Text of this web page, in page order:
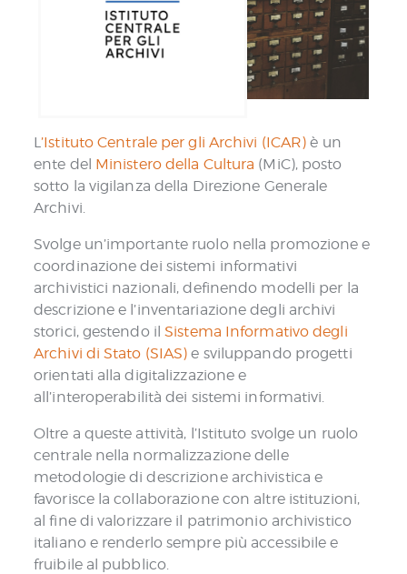
L’Istituto Centrale per gli Archivi (ICAR) è un
ente del Ministero della Cultura (MiC), posto
sotto la vigilanza della Direzione Generale
Archivi.
Svolge un’importante ruolo nella promozione e
coordinazione dei sistemi informativi
archivistici nazionali, definendo modelli per la
descrizione e l’inventariazione degli archivi
storici, gestendo ilSistema Informativo degli
Archivi di Stato (SIAS) e sviluppando progetti
orientati alla digitalizzazione e
all’interoperabilità dei sistemi informativi.
Oltre a queste attività, l’Istituto svolge un ruolo
centrale nella normalizzazione delle
metodologie di descrizione archivistica e
favorisce la collaborazione con altre istituzioni,
al fine di valorizzare il patrimonio archivistico
italiano e renderlo sempre più accessibile e
fruibile al pubblico.